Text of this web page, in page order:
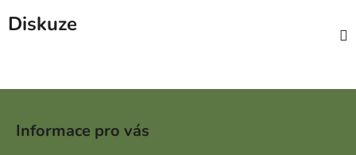
Diskuze
Informace pro vás